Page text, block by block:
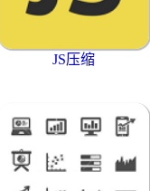
JS压缩